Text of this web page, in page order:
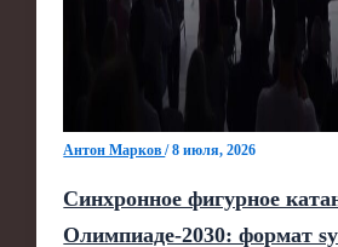
Антон Марков/8 июля, 2026
Синхронное фигурное
Олимпиаде‑2030: формат